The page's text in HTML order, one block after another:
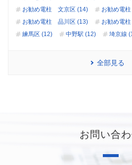
お勧め電柱 文京区 (14)
お勧め電
お勧め電柱 品川区 (13)
お勧め電
練馬区 (12)
中野駅 (12) 埼京線
全部見る
お問い合